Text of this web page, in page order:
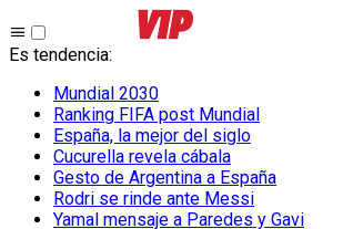
Es tendencia:
Mundial 2030
Ranking FIFA post Mundial
España, la mejor del siglo
Cucurella revela cábala
Gesto de Argentina a España
Rodri se rinde ante Messi
Yamal mensaje a Paredes y Gavi